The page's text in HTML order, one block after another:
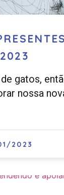
gatos,
nossa
2023